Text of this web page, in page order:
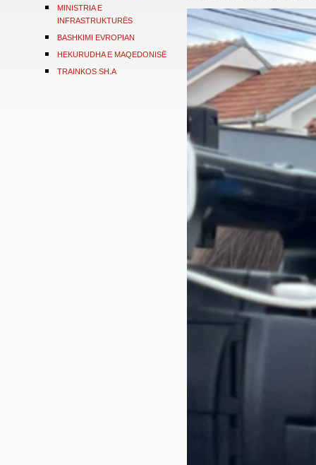
MINISTRIA E
INFRASTRUKTURËS
BASHKIMI EVROPIAN
HEKURUDHA E MAQEDONISË
TRAINKOS SH.A